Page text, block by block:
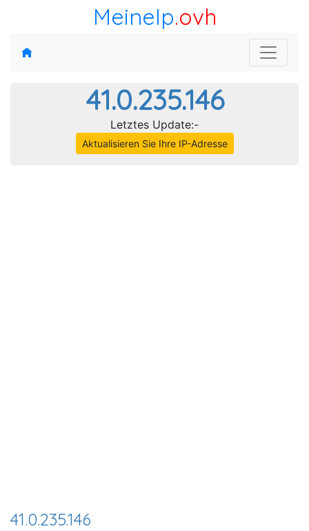
MeineIp.ovh
41.0.235.146
Letztes Update:-
Aktualisieren Sie Ihre IP-Adresse
41.0.235.146